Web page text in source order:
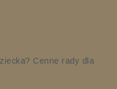
Cenne rady dla